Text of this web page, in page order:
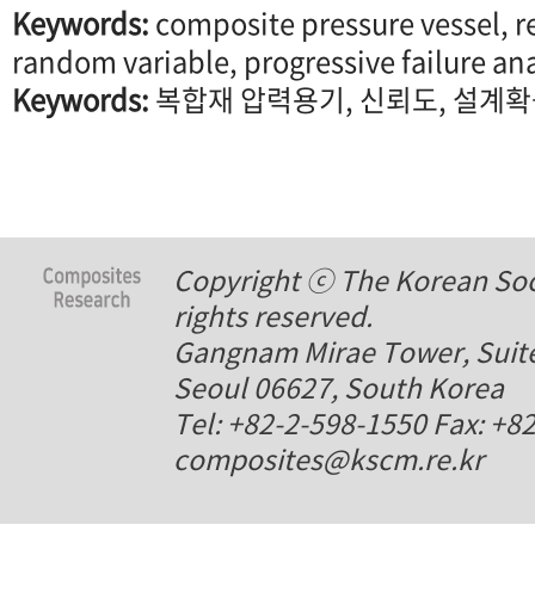
Keywords:composite pressure vessel,
random variable, progressive failure
Keywords:복합재 압력용기, 신뢰도, 설계
Copyright ⓒ The Korean
rights reserved.
Gangnam Mirae Tower,
Seoul 06627, South Korea
Tel: +82-2-598-1550 Fax:
composites@kscm.re.kr